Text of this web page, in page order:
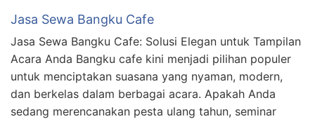
Jasa Sewa Bangku Cafe
Jasa Sewa Bangku Cafe: Solusi Elegan untuk Tampilan
Acara Anda Bangku cafe kini menjadi pilihan populer
untuk menciptakan suasana yang nyaman, modern,
dan berkelas dalam berbagai acara. Apakah Anda
sedang merencanakan pesta ulang tahun, seminar